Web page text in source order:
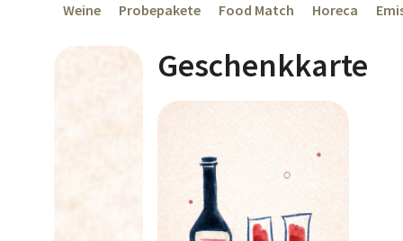
Weine
Probepakete Food Match Horeca
Geschenkkarte